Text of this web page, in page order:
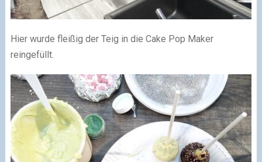
Hier wurde fleißig der Teig in die Cake Pop Maker
reingefüllt.